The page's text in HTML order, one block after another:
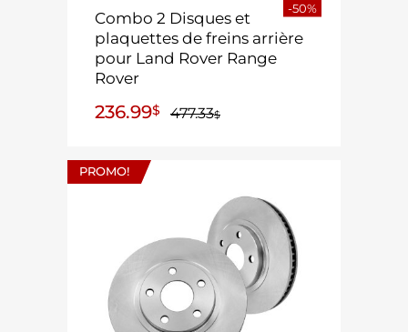
Combo 2 Disques et
plaquettes de freins arrière
pour Land Rover Range
Rover
477.33$
236.99$
-50%
PROMO!